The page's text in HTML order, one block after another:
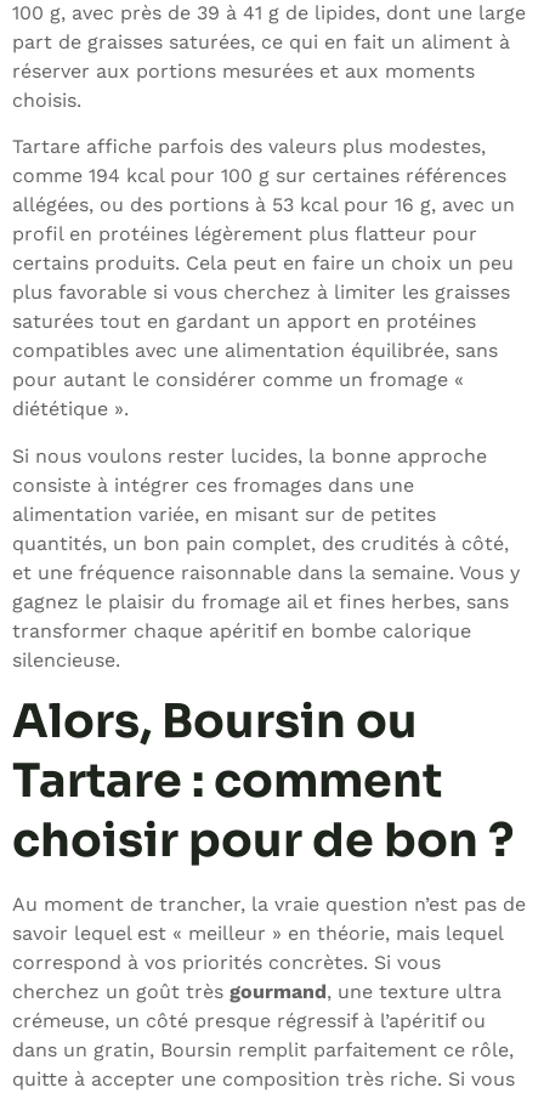
100 g, avec près de 39 à 41 g de lipides, dont une large
part de graisses saturées, ce qui en fait un aliment à
réserver aux portions mesurées et aux moments
choisis.
Tartare affiche parfois des valeurs plus modestes,
comme 194 kcal pour 100 g sur certaines références
allégées, ou des portions à 53 kcal pour 16 g, avec un
profil en protéines légèrement plus flatteur pour
certains produits. Cela peut en faire un choix un peu
plus favorable si vous cherchez à limiter les graisses
saturées tout en gardant un apport en protéines
compatibles avec une alimentation équilibrée, sans
pour autant le considérer comme un fromage «
diététique ».
Si nous voulons rester lucides, la bonne approche
consiste à intégrer ces fromages dans une
alimentation variée, en misant sur de petites
quantités, un bon pain complet, des crudités à côté,
et une fréquence raisonnable dans la semaine. Vous y
gagnez le plaisir du fromage ail et fines herbes, sans
transformer chaque apéritif en bombe calorique
silencieuse.
Alors, Boursin ou
Tartare : comment
choisir pour de bon ?
Au moment de trancher, la vraie question n’est pas de
savoir lequel est « meilleur » en théorie, mais lequel
correspond à vos priorités concrètes. Si vous
cherchez un goût très gourmand, une texture ultra
crémeuse, un côté presque régressif à l’apéritif ou
dans un gratin, Boursin remplit parfaitement ce rôle,
quitte à accepter une composition très riche. Si vous